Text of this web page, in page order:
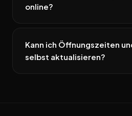
online?
Kann ich Öffnungszeiten
selbst aktualisieren?